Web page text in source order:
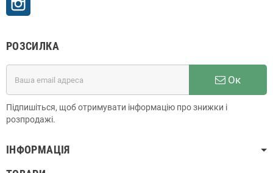
РОЗСИЛКА
Ок
Підпишіться, щоб отримувати інформацію про знижки і
розпродажі.
ІНФОРМАЦІЯ